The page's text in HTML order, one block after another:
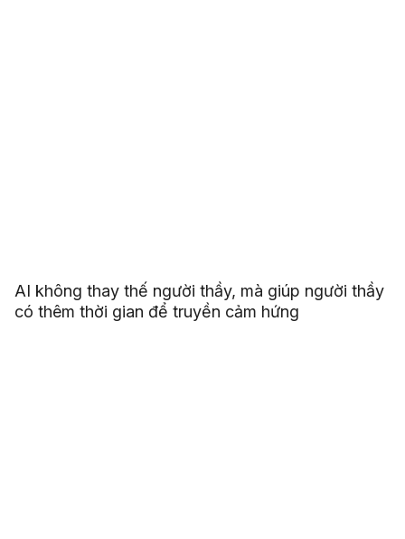
AI không thay thế người thầy, mà giúp người thầy
có thêm thời gian để truyền cảm hứng